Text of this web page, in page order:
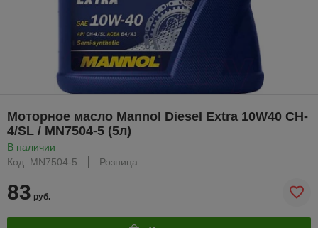
Моторное масло Mannol Diesel Extra 10W40 CH-
4/SL / MN7504-5 (5л)
В наличии
Код: MN7504-5
Розница
83 руб.